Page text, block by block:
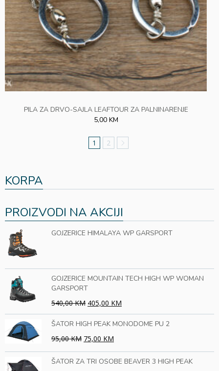
PILA ZA DRVO-SAJLA LEAFTOUR ZA PALNINARENJE
5,00 KM
1 2
KORPA
PROIZVODI NA AKCIJI
GOJZERICE HIMALAYA WP GARSPORT
GOJZERICE MOUNTAIN TECH HIGH WP WOMAN
GARSPORT
540,00 KM 405,00 KM
ŠATOR HIGH PEAK MONODOME PU 2
95,00 KM 75,00 KM
ŠATOR ZA TRI OSOBE BEAVER 3 HIGH PEAK